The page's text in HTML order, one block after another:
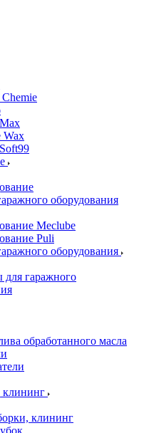
Wax
оборудования
Meclube
Puli
оборудования
для гаражного
обработанного масла
клининг
клининг